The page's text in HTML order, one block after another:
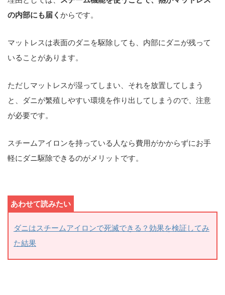
の内部にも届く からです。
マットレスは表面のダニを駆除しても、内部にダニが残って
いることがあります。
ただしマットレスが湿ってしまい、それを放置してしまう
と、ダニが繁殖しやすい環境を作り出してしまうので、注意
が必要です。
スチームアイロンを持っている人なら費用がかからずにお手
軽にダニ駆除できるのがメリットです。
ダニはスチームアイロンで死滅できる？効果を検証してみ
た結果